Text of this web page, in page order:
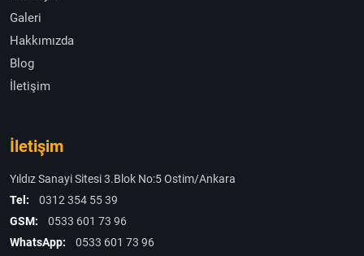
Galeri
Hakkımızda
Blog
İletişim
İletişim
Yıldız Sanayi Sitesi 3.Blok No:5 Ostim/Ankara
Tel:
0312 354 55 39
GSM:
0533 601 73 96
WhatsApp:
0533 601 73 96